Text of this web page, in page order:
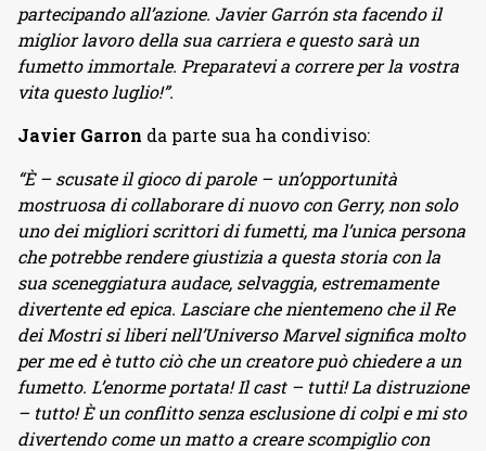
partecipando all’azione. Javier Garrón sta facendo il
miglior lavoro della sua carriera e questo sarà un
fumetto immortale. Preparatevi a correre per la vostra
vita questo luglio!”.
Javier Garron da parte sua ha condiviso:
“È – scusate il gioco di parole – un’opportunità
mostruosa di collaborare di nuovo con Gerry, non solo
uno dei migliori scrittori di fumetti, ma l’unica persona
che potrebbe rendere giustizia a questa storia con la
sua sceneggiatura audace, selvaggia, estremamente
divertente ed epica. Lasciare che nientemeno che il Re
dei Mostri si liberi nell’Universo Marvel significa molto
per me ed è tutto ciò che un creatore può chiedere a un
fumetto. L’enorme portata! Il cast – tutti! La distruzione
– tutto! È un conflitto senza esclusione di colpi e mi sto
divertendo come un matto a creare scompiglio con